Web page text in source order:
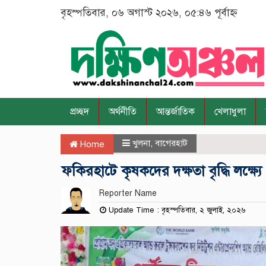
বৃহস্পতিবার, ০৬ অগাস্ট ২০২৬, ০৫:৪৬ পূর্বাহ্ন
প্রচ্ছদ অর্থনীতি আন্তর্জাতিক খেলাধুলা
Home খুলনা,বাগেরহাট
ফকিরহাটে কৃষকদের দক্ষতা বৃদ্ধি লক্ষ্যে
Reporter Name
Update Time : বৃহস্পতিবার, ২ জুলাই, ২০২৬